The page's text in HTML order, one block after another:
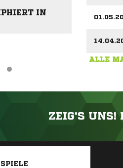
IN
ALLE
ZEIG'S UNS!